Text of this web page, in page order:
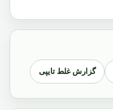
گزارش غلط تایپی